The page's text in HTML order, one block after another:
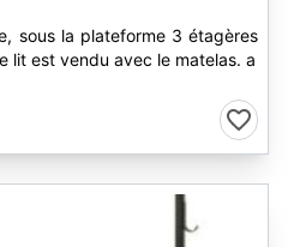
sous la plateforme 3 étagères
lit est vendu avec le matelas. a